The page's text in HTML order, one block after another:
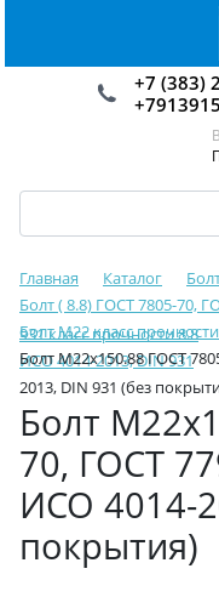
+7 (383)
Главная Каталог
Болт ( 8.8) ГОСТ 7805-70,
931 класс прочности 8.8
Болт М22 класс
ИСО 4014-2013, DIN 931
Болт М22х150.88 ГОСТ
2013, DIN 931 (без
Болт
70, ГОСТ
ИСО 4014-
покрытия)